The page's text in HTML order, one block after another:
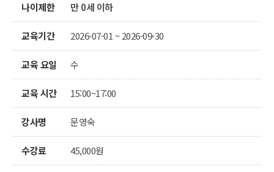
나이제한 만 0세 이하
교육기간 2026-07-01 ~ 2026-09-30
교육 요일 수
교육 시간 15:00~17:00
강사명 문영숙
수강료 45,000원